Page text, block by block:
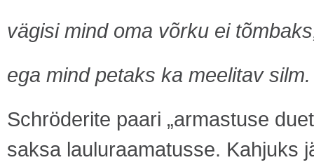
vägisi mind oma võrku ei
ega mind petaks ka meelitav silm.
Schröderite paari „armastuse
saksa lauluraamatusse. Kahjuks